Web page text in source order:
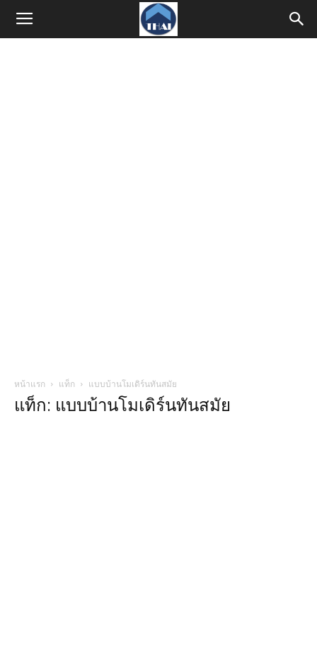
หน้าแรก แท็ก แบบบ้านโมเดิร์นทันสมัย
แท็ก: แบบบ้านโมเดิร์นทันสมัย